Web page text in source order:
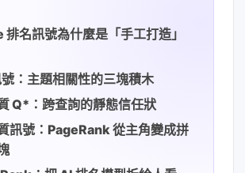
名訊號為什麼是「手工打造」
：主題相關性的三塊積木
Q*：跨查詢的靜態信任狀
訊號：PageRank 從主角變成拼